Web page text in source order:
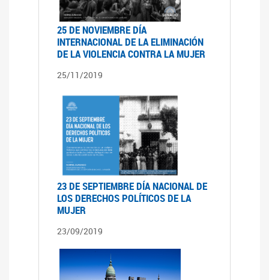
25 DE NOVIEMBRE DÍA
INTERNACIONAL DE LA ELIMINACIÓN
DE LA VIOLENCIA CONTRA LA MUJER
25/11/2019
23 DE SEPTIEMBRE DÍA NACIONAL DE
LOS DERECHOS POLÍTICOS DE LA
MUJER
23/09/2019